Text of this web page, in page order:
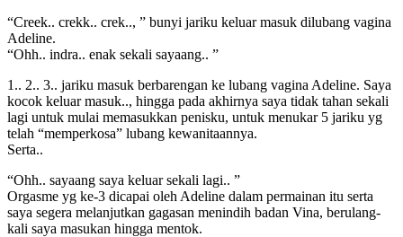
“Creek.. crekk.. crek.., ” bunyi jariku keluar masuk dilubang vagina
Adeline.
“Ohh.. indra.. enak sekali sayaang.. ”
1.. 2.. 3.. jariku masuk berbarengan ke lubang vagina Adeline. Saya
kocok keluar masuk.., hingga pada akhirnya saya tidak tahan sekali
lagi untuk mulai memasukkan penisku, untuk menukar 5 jariku yg
telah “memperkosa” lubang kewanitaannya.
Serta..
“Ohh.. sayaang saya keluar sekali lagi.. ”
Orgasme yg ke-3 dicapai oleh Adeline dalam permainan itu serta
saya segera melanjutkan gagasan menindih badan Vina, berulang-
kali saya masukan hingga mentok.